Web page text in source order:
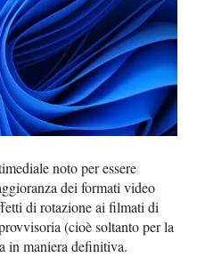
noto per essere
dei formati video
di rotazione ai filmati di
(cioè soltanto per la
in maniera definitiva.